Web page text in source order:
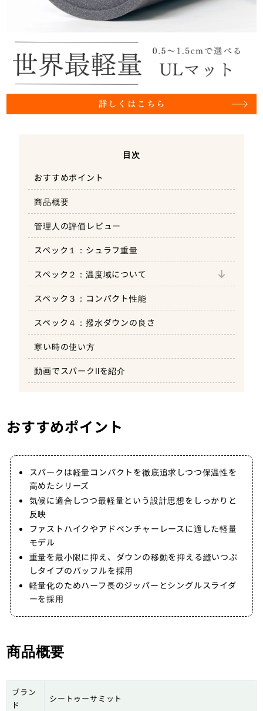
目次
おすすめポイント
商品概要
管理人の評価レビュー
スペック１：シュラフ重量
スペック２：温度域について
コンフォート温度
リミット温度
エクストリーム温度
スペック３：コンパクト性能
スペック４：撥水ダウンの良さ
寒い時の使い方
動画でスパークⅡを紹介
おすすめポイント
スパークは軽量コンパクトを徹底追求しつつ保温性を
高めたシリーズ
気候に適合しつつ最軽量という設計思想をしっかりと
反映
ファストハイクやアドベンチャーレースに適した軽量
モデル
重量を最小限に抑え、ダウンの移動を抑える縫いつぶ
しタイプのバッフルを採用
軽量化のためハーフ長のジッパーとシングルスライダ
ーを採用
商品概要
ブラン
ド
シートゥーサミット